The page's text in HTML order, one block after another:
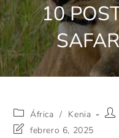
10
África / Kenia
febrero 6, 2025